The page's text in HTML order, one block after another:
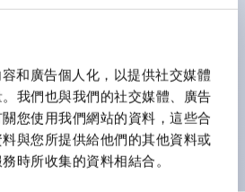
和廣告個人化，以提供社交媒體
我們也與我們的社交媒體、廣告
您使用我們網站的資料，這些合
與您所提供給他們的其他資料或
時所收集的資料相結合。
on silver, crossbar contacts)
保護結構(IP20)。
別認證品。
機械式指示器型。